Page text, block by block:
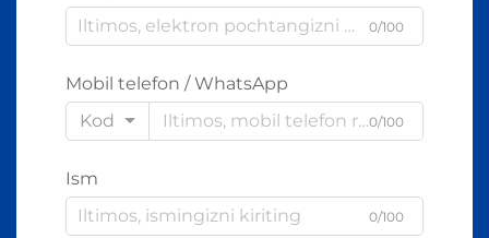
0/100
Mobil telefon / WhatsApp
Kod
0/100
Ism
0/100